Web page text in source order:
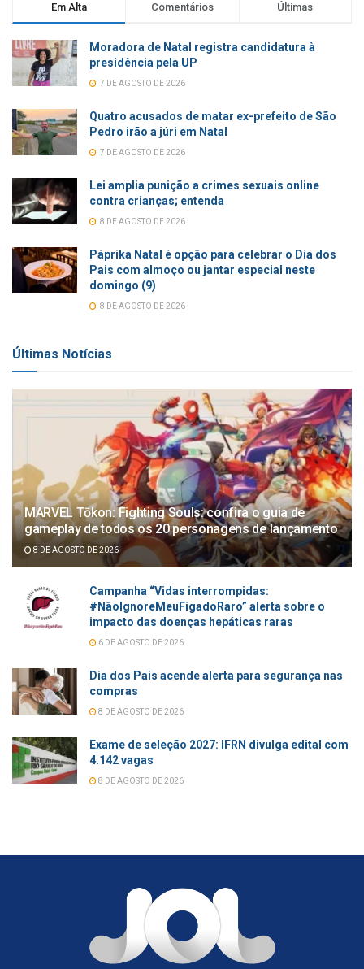
Em Alta Comentários Últimas
Moradora de Natal registra candidatura à
presidência pela UP
7 DE AGOSTO DE 2026
Quatro acusados de matar ex-prefeito de São
Pedro irão a júri em Natal
7 DE AGOSTO DE 2026
Lei amplia punição a crimes sexuais online
contra crianças; entenda
8 DE AGOSTO DE 2026
Páprika Natal é opção para celebrar o Dia dos
Pais com almoço ou jantar especial neste
domingo (9)
8 DE AGOSTO DE 2026
Últimas Notícias
MARVEL Tōkon: Fighting Souls: confira o guia de
gameplay de todos os 20 personagens de lançamento
8 DE AGOSTO DE 2026
Campanha “Vidas interrompidas:
#NãoIgnoreMeuFígadoRaro” alerta sobre o
impacto das doenças hepáticas raras
6 DE AGOSTO DE 2026
Dia dos Pais acende alerta para segurança nas
compras
8 DE AGOSTO DE 2026
Exame de seleção 2027: IFRN divulga edital com
4.142 vagas
8 DE AGOSTO DE 2026